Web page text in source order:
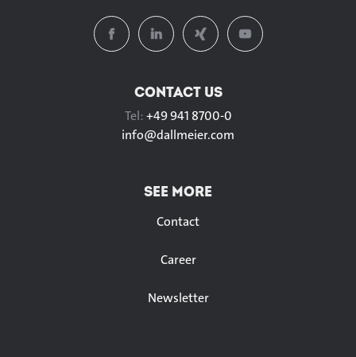
CONTACT US
Tel:+49 941 8700-0
info@dallmeier.com
SEE MORE
Contact
Career
Newsletter